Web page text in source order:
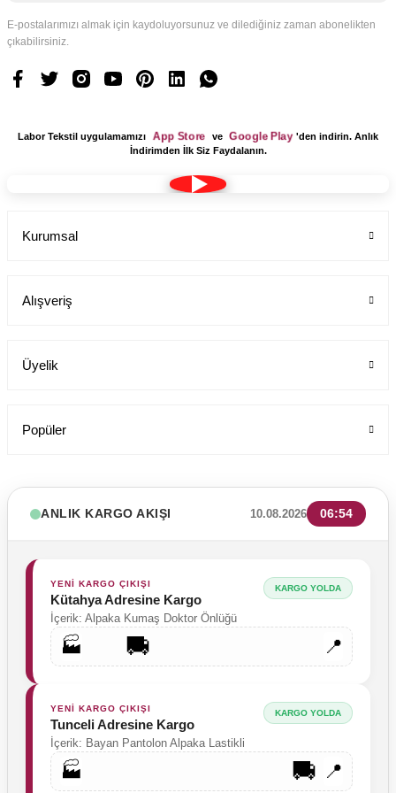
Pantolon Alpaka Boru paça
E-postalarımızı almak için kaydoluyorsunuz ve dilediğiniz zaman abonelikten
çıkabilirsiniz.
Labor Tekstil uygulamamızı App Store ve Google Play 'den indirin. Anlık
İndirimden İlk Siz Faydalanın.
Kurumsal
Alışveriş
Üyelik
Popüler
ANLIK KARGO AKIŞI 10.08.2026 06:54
YENİ KARGO ÇIKIŞI
Kütahya Adresine Kargo
İçerik: Alpaka Kumaş Doktor Önlüğü
KARGO YOLDA
🏭 🚚 📍
YENİ KARGO ÇIKIŞI
Tunceli Adresine Kargo
İçerik: Bayan Pantolon Alpaka Lastikli
KARGO YOLDA
🏭 🚚 📍